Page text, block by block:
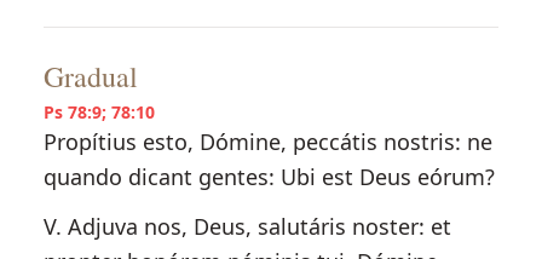
Gradual
Ps 78:9; 78:10
Propítius esto, Dómine, peccátis nostris: ne
quando dicant gentes: Ubi est Deus eórum?
V. Adjuva nos, Deus, salutáris noster: et